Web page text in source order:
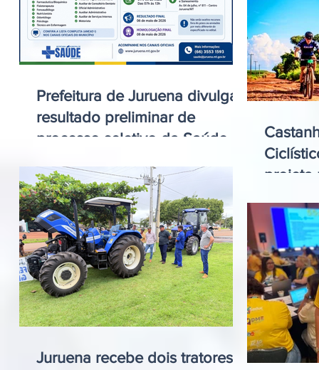
Prefeitura de Juruena divulga
resultado preliminar de
processo seletivo da Saúde
Juruena recebe dois tratores
projeta